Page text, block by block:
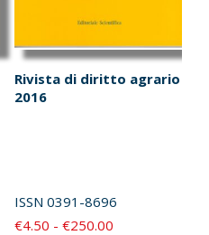
prodotto
Rivista di diritto agrario
2016
ISSN 0391-8696
€4.50 - €250.00Fascia